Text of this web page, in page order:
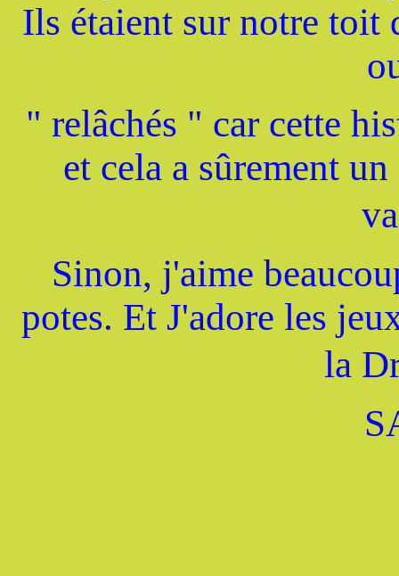
Ils étaient sur notre toit
" relâchés " car cette
et cela a sûrement
Sinon, j'aime
potes. Et J'adore les
la